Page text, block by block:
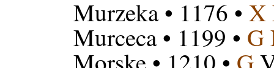
Murzeka• 1176 • X
Murceca• 1199 • G